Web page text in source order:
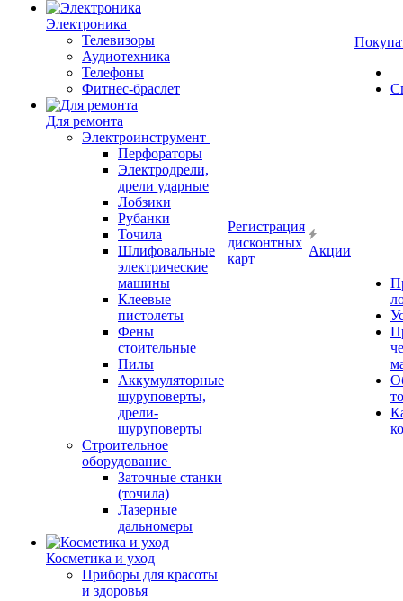
Электроника
Телевизоры
Аудиотехника
Телефоны
Фитнес-браслет
Для ремонта
Электроинструмент
Перфораторы
Электродрели,
дрели ударные
Лобзики
Рубанки
Точила
Шлифовальные
электрические
машины
Клеевые
пистолеты
Фены
стоительные
Пилы
Аккумуляторные
шуруповерты,
дрели-
шуруповерты
Строительное
оборудование
Заточные станки
(точила)
Лазерные
дальномеры
Косметика и уход
Приборы для красоты
и здоровья
Регистрация
дисконтных
карт
Акции